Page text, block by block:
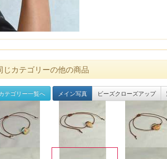
カテゴリーの他の商品
テゴリー一覧へ メイン写真 ビーズクローズアップ